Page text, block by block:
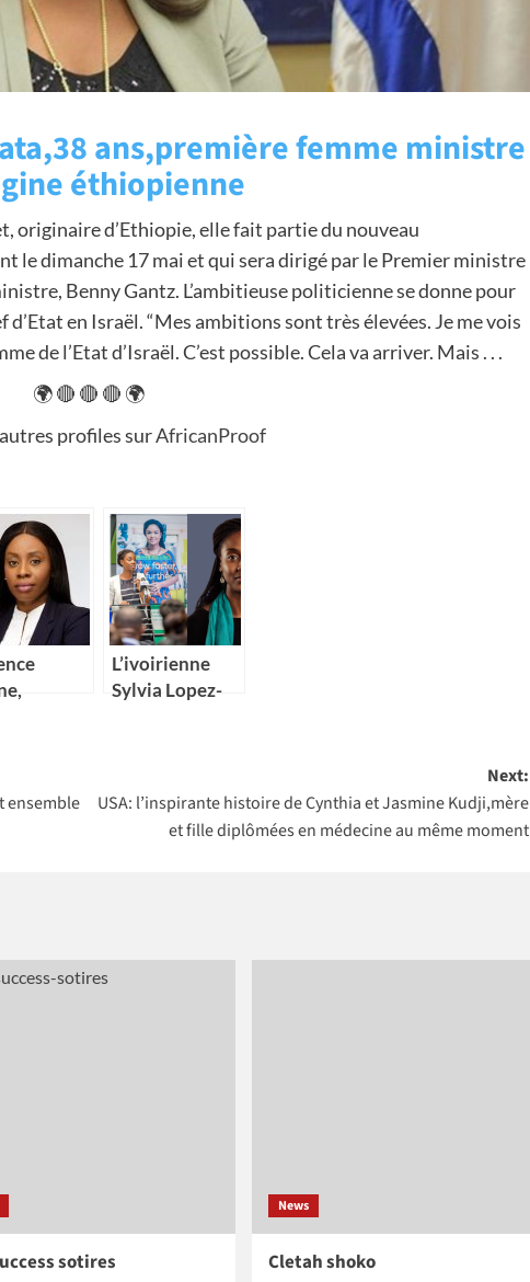
ans,première femme ministre
éthiopienne
originaire d’Ethiopie, elle fait partie du nouveau
le dimanche 17 mai et qui sera dirigé par le Premier ministre
Benny Gantz. L’ambitieuse politicienne se donne pour
en Israël. “Mes ambitions sont très élevées. Je me vois
de l’Etat d’Israël. C’est possible. Cela va arriver. Mais . . .
🌍 🔴 🔴 🔴 🌍
profiles surAfricanProof
L’ivoirienne
Sylvia Lopez-
Nations Unies
au Maroc
ensemble
Next:
USA: l’inspirante histoire de Cynthia et Jasmine Kudji,mère
et fille diplômées en médecine au même moment
sotires
News
Cletah shoko